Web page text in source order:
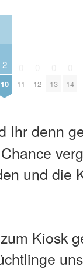
2
10 11 12 13 14
Ihr denn
und die
Kiosk